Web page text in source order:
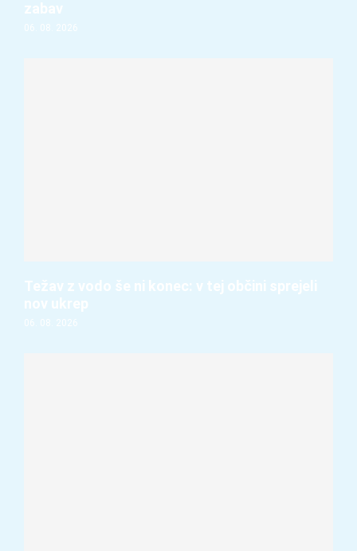
zabav
06. 08. 2026
Težav z vodo še ni konec: v tej občini sprejeli
nov ukrep
06. 08. 2026